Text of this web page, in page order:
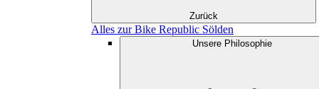
Zurück
Alles zur Bike Republic Sölden
Unsere Philosophie